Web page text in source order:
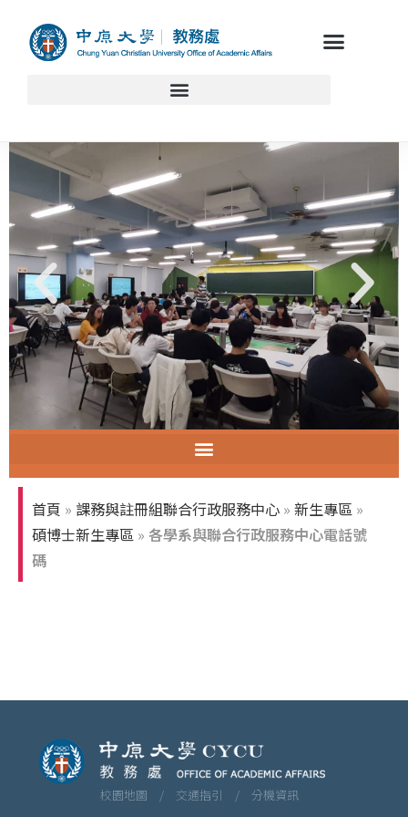
首頁 » 課務與註冊組聯合行政服務中心 » 新生專區 »
碩博士新生專區 » 各學系與聯合行政服務中心電話號
碼
校園地圖 / 交通指引 / 分機資訊